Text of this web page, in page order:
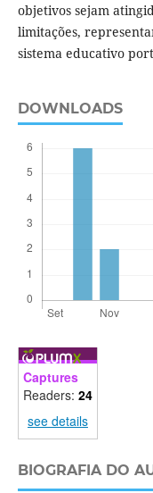
objetivos sejam
limitações,
sistema educativo
DOWNLOADS
Captures
Readers: 24
see details
BIOGRAFIA DO